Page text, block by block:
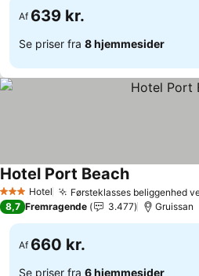
Af 639 kr.
Se priser fra 8 hjemmesider
3 StjernerHotel Førsteklasses beliggenhed
Hotel Port BeachSe priser
8,7 Fremragende 3.477 Gruissan
Af 660 kr.
Se priser fra 6 hjemmesider